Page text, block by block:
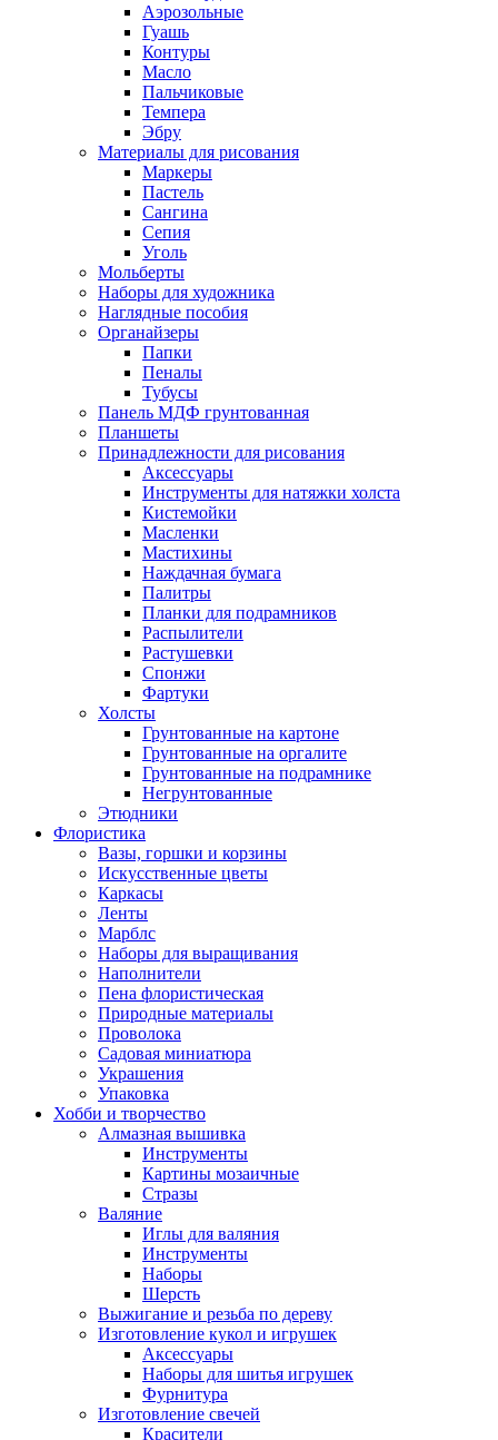
Аэрозольные
Гуашь
Контуры
Масло
Пальчиковые
Темпера
Эбру
Материалы для рисования
Маркеры
Пастель
Сангина
Сепия
Уголь
Мольберты
Наборы для художника
Наглядные пособия
Органайзеры
Папки
Пеналы
Тубусы
Панель МДФ грунтованная
Планшеты
Принадлежности для рисования
Аксессуары
Инструменты для натяжки холста
Кистемойки
Масленки
Мастихины
Наждачная бумага
Палитры
Планки для подрамников
Распылители
Растушевки
Спонжи
Фартуки
Холсты
Грунтованные на картоне
Грунтованные на оргалите
Грунтованные на подрамнике
Негрунтованные
Этюдники
Флористика
Вазы, горшки и корзины
Искусственные цветы
Каркасы
Ленты
Марблс
Наборы для выращивания
Наполнители
Пена флористическая
Природные материалы
Проволока
Садовая миниатюра
Украшения
Упаковка
Хобби и творчество
Алмазная вышивка
Инструменты
Картины мозаичные
Стразы
Валяние
Иглы для валяния
Инструменты
Наборы
Шерсть
Выжигание и резьба по дереву
Изготовление кукол и игрушек
Аксессуары
Наборы для шитья игрушек
Фурнитура
Изготовление свечей
Красители